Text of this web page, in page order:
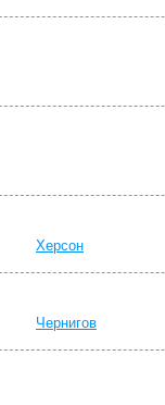
Херсон
Чернигов